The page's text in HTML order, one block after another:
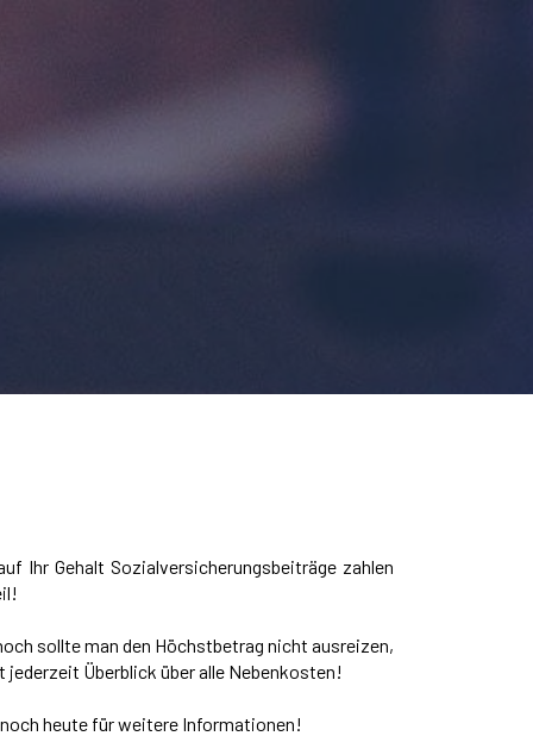
Ihr Gehalt Sozialversicherungsbeiträge zahlen
sollte man den Höchstbetrag nicht ausreizen,
jederzeit Überblick über alle Nebenkosten!
heute für weitere Informationen!